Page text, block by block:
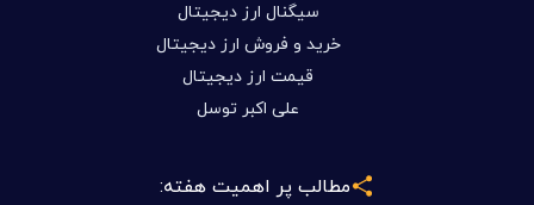
سیگنال ارز دیجیتال
خرید و فروش ارز دیجیتال
قیمت ارز دیجیتال
علی اکبر توسل
مطالب پر اهمیت هفته: